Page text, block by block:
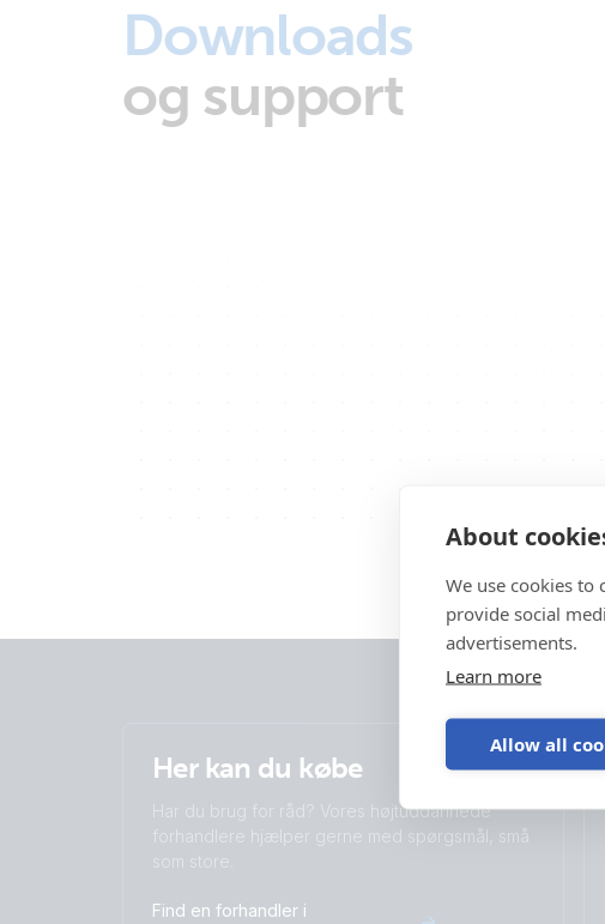
About
We use cookies to
provide social
advertisements.
Learn more
Allow all
Downloads
og support
Her kan du købe
Har du brug for råd? Vores højtuddannede
forhandlere hjælper gerne med spørgsmål, små
som store.
Find en forhandler i